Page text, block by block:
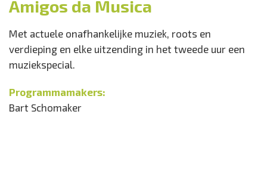
Amigos da Musica
Met actuele onafhankelijke muziek, roots en
verdieping en elke uitzending in het tweede uur een
muziekspecial.
Programmamakers:
Bart Schomaker